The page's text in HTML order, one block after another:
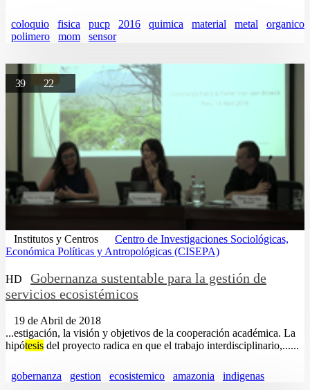
coloquio fisica pucp 2016 quimica material metal
organico
polimero
mom sensor
39 22
Institutos y Centros
Centro de Investigaciones Sociológicas,
Económica Políticas y Antropológicas (CISEPA)
HD
Gobernanza sustentable para la gestión de
servicios ecosistémicos
19 de Abril de 2018
...estigación, la visión y objetivos de la cooperación académica. La
hipótesis del proyecto radica en que el trabajo interdisciplinario,......
gobernanza gestion ecosistemico amazonia indigenas